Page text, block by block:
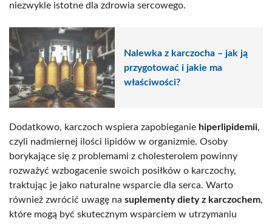
niezwykle istotne dla zdrowia sercowego.
Nalewka z karczocha – jak ją
przygotować i jakie ma
właściwości?
Dodatkowo, karczoch wspiera zapobieganie hiperlipidemii,
czyli nadmiernej ilości lipidów w organizmie. Osoby
borykające się z problemami z cholesterolem powinny
rozważyć wzbogacenie swoich posiłków o karczochy,
traktując je jako naturalne wsparcie dla serca. Warto
również zwrócić uwagę na suplementy diety z karczochem,
które mogą być skutecznym wsparciem w utrzymaniu